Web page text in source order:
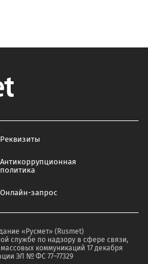
Реквизиты
Антикоррупционная
политика
Онлайн-запрос
«Русмет» (Rusmet)
службе по надзору в сфере связи,
коммуникаций 17 декабря
ЭЛ № ФС 77–77329